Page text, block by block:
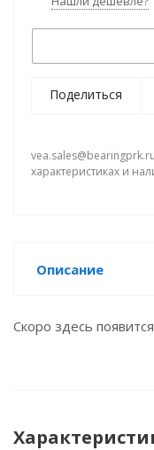
Поделиться
характеристиках и
Описание
Скоро здесь